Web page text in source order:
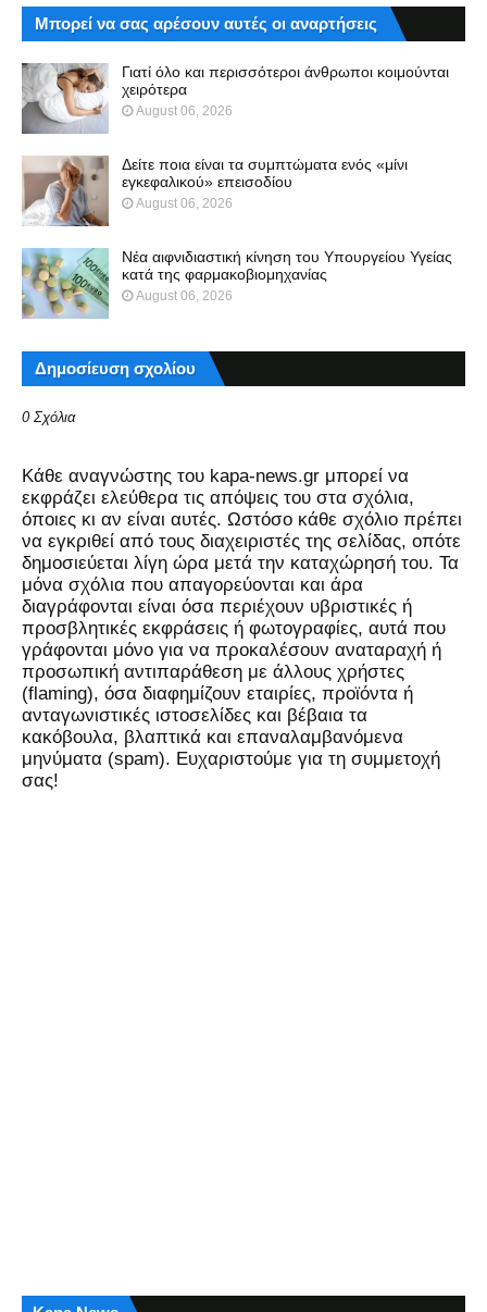
Μπορεί να σας αρέσουν αυτές οι αναρτήσεις
Γιατί όλο και περισσότεροι άνθρωποι κοιμούνται
χειρότερα
August 06, 2026
Δείτε ποια είναι τα συμπτώματα ενός «μίνι
εγκεφαλικού» επεισοδίου
August 06, 2026
Νέα αιφνιδιαστική κίνηση του Υπουργείου Υγείας
κατά της φαρμακοβιομηχανίας
August 06, 2026
Δημοσίευση σχολίου
0 Σχόλια
Kάθε αναγνώστης του kapa-news.gr μπορεί να
εκφράζει ελεύθερα τις απόψεις του στα σχόλια,
όποιες κι αν είναι αυτές. Ωστόσο κάθε σχόλιο πρέπει
να εγκριθεί από τους διαχειριστές της σελίδας, οπότε
δημοσιεύεται λίγη ώρα μετά την καταχώρησή του. Τα
μόνα σχόλια που απαγορεύονται και άρα
διαγράφονται είναι όσα περιέχουν υβριστικές ή
προσβλητικές εκφράσεις ή φωτογραφίες, αυτά που
γράφονται μόνο για να προκαλέσουν αναταραχή ή
προσωπική αντιπαράθεση με άλλους χρήστες
(flaming), όσα διαφημίζουν εταιρίες, προϊόντα ή
ανταγωνιστικές ιστοσελίδες και βέβαια τα
κακόβουλα, βλαπτικά και επαναλαμβανόμενα
μηνύματα (spam). Ευχαριστούμε για τη συμμετοχή
σας!